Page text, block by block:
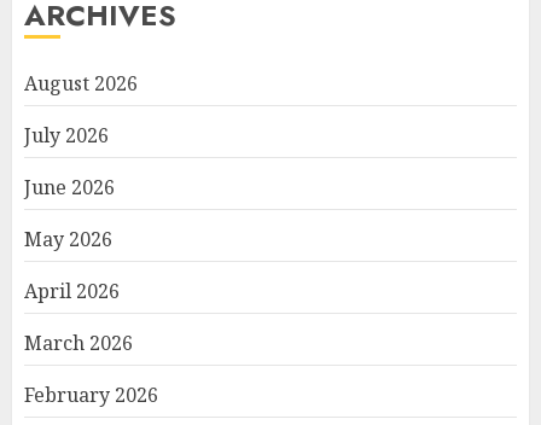
ARCHIVES
August 2026
July 2026
June 2026
May 2026
April 2026
March 2026
February 2026